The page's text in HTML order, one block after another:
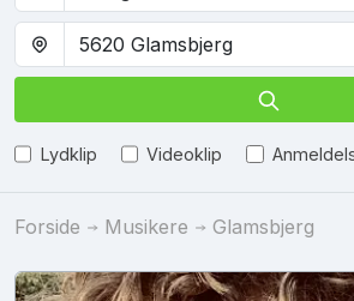
Lydklip Videoklip
Forside Musikere Glamsbjerg